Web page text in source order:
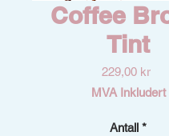
Coffee
Tint
229,00 krPris
MVA Inkludert
Antall *